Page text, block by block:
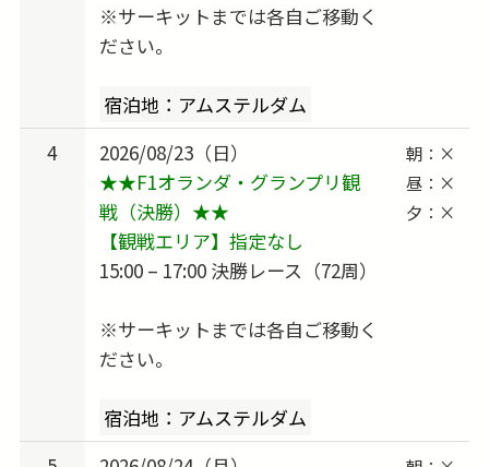
※サーキットまでは各自ご移動く
ださい。
宿泊地：アムステルダム
4
2026/08/23（日）
★★F1オランダ・グランプリ観
戦（決勝）★★
【観戦エリア】指定なし
15:00 – 17:00 決勝レース（72周）
※サーキットまでは各自ご移動く
ださい。
宿泊地：アムステルダム
朝：×
昼：×
夕：×